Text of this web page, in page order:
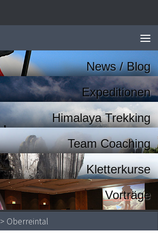
News / Blog
Expeditionen
Himalaya Trekking
Team Coaching
Kletterkurse
Vorträge
> Oberreintal